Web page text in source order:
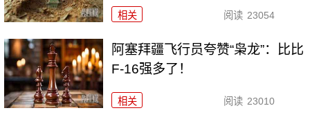
相关 阅读 23054
阿塞拜疆飞行员夸赞“枭龙”：比比
F-16强多了！
相关 阅读 23010